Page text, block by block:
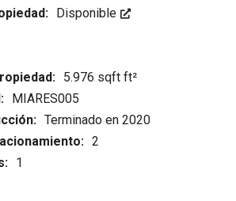
Disponible
5.976 sqft ft²
MIARES005
Terminado en 2020
2
1